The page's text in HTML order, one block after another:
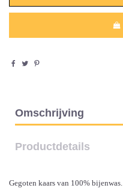
Omschrijving
Productdetails
Gegoten kaars van 100% bijenwas.